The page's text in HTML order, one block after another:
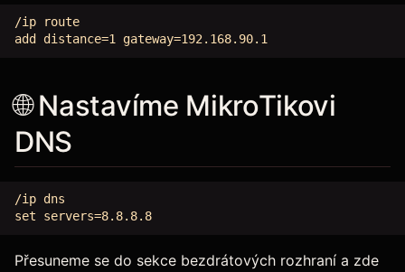
/ip route
🌐 Nastavíme MikroTikovi
DNS
/ip dns
Přesuneme se do sekce bezdrátových rozhraní a zde